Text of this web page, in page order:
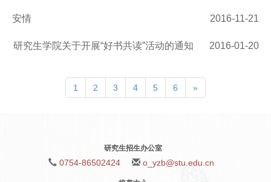
安情 2016-11-21
研究生学院关于开展“好书共读”活动的通知 2016-01-20
1 2 3 4 5 6 »
研究生招生办公室
0754-86502424 o_yzb@stu.edu.cn